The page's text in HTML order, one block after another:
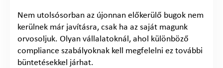
Nem utolsósorban az újonnan előkerülő bugok nem
kerülnek már javításra, csak ha az saját magunk
orvosoljuk. Olyan vállalatoknál, ahol különböző
compliance szabályoknak kell megfelelni ez további
büntetésekkel járhat.